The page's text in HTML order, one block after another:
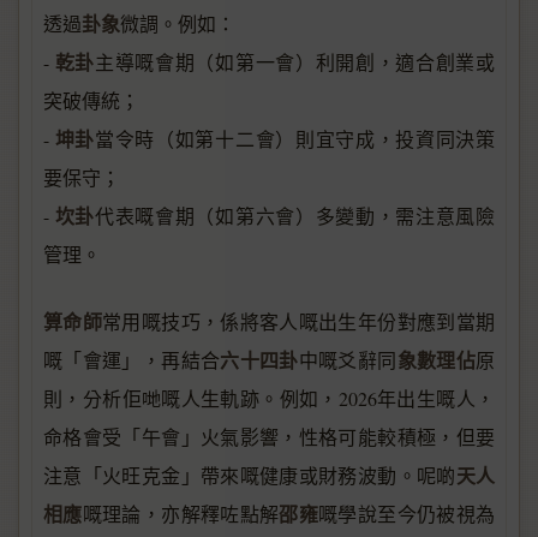
透過卦象微調。例如：
- 乾卦主導嘅會期（如第一會）利開創，適合創業或
突破傳統；
- 坤卦當令時（如第十二會）則宜守成，投資同決策
要保守；
- 坎卦代表嘅會期（如第六會）多變動，需注意風險
管理。
算命師常用嘅技巧，係將客人嘅出生年份對應到當期
嘅「會運」，再結合六十四卦中嘅爻辭同象數理佔原
則，分析佢哋嘅人生軌跡。例如，2026年出生嘅人，
命格會受「午會」火氣影響，性格可能較積極，但要
注意「火旺克金」帶來嘅健康或財務波動。呢啲天人
相應嘅理論，亦解釋咗點解邵雍嘅學說至今仍被視為